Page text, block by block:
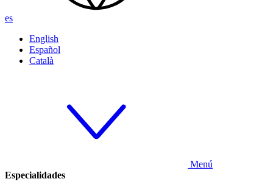
es
English
Español
Català
Menú
Especialidades